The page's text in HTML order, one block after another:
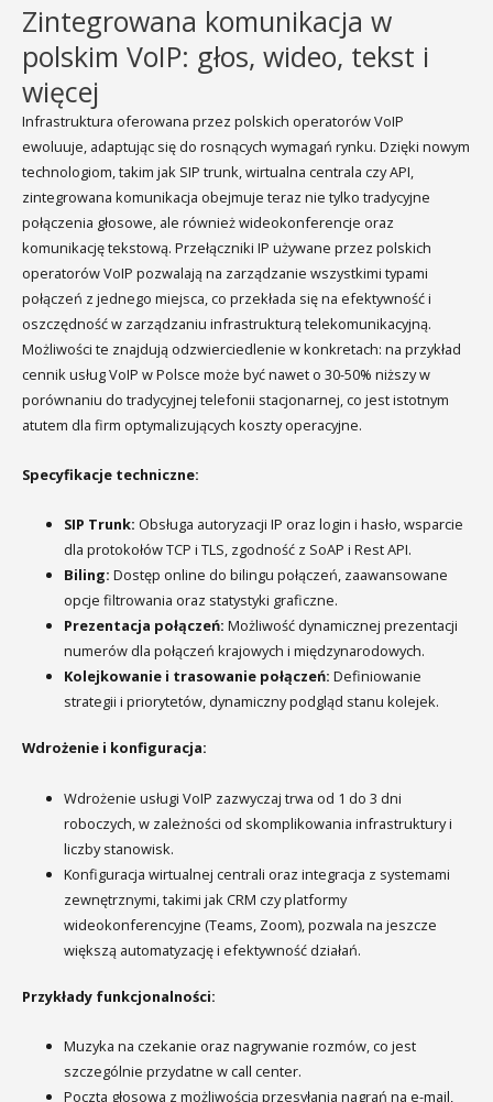
Zintegrowana komunikacja w
polskim VoIP: głos, wideo, tekst i
więcej
Infrastruktura oferowana przez polskich operatorów VoIP
ewoluuje, adaptując się do rosnących wymagań rynku. Dzięki nowym
technologiom, takim jak SIP trunk, wirtualna centrala czy API,
zintegrowana komunikacja obejmuje teraz nie tylko tradycyjne
połączenia głosowe, ale również wideokonferencje oraz
komunikację tekstową. Przełączniki IP używane przez polskich
operatorów VoIP pozwalają na zarządzanie wszystkimi typami
połączeń z jednego miejsca, co przekłada się na efektywność i
oszczędność w zarządzaniu infrastrukturą telekomunikacyjną.
Możliwości te znajdują odzwierciedlenie w konkretach: na przykład
cennik usług VoIP w Polsce może być nawet o 30-50% niższy w
porównaniu do tradycyjnej telefonii stacjonarnej, co jest istotnym
atutem dla firm optymalizujących koszty operacyjne.
Specyfikacje techniczne:
SIP Trunk: Obsługa autoryzacji IP oraz login i hasło, wsparcie
dla protokołów TCP i TLS, zgodność z SoAP i Rest API.
Biling: Dostęp online do bilingu połączeń, zaawansowane
opcje filtrowania oraz statystyki graficzne.
Prezentacja połączeń: Możliwość dynamicznej prezentacji
numerów dla połączeń krajowych i międzynarodowych.
Kolejkowanie i trasowanie połączeń: Definiowanie
strategii i priorytetów, dynamiczny podgląd stanu kolejek.
Wdrożenie i konfiguracja:
Wdrożenie usługi VoIP zazwyczaj trwa od 1 do 3 dni
roboczych, w zależności od skomplikowania infrastruktury i
liczby stanowisk.
Konfiguracja wirtualnej centrali oraz integracja z systemami
zewnętrznymi, takimi jak CRM czy platformy
wideokonferencyjne (Teams, Zoom), pozwala na jeszcze
większą automatyzację i efektywność działań.
Przykłady funkcjonalności:
Muzyka na czekanie oraz nagrywanie rozmów, co jest
szczególnie przydatne w call center.
Poczta głosowa z możliwością przesyłania nagrań na e-mail,